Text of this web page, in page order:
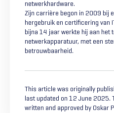
netwerkhardware.
Zijn carrière begon in 2009 bij
hergebruik en certificering van
bijna 14 jaar werkte hij aan het
netwerkapparatuur, met een
betrouwbaarheid.
This article was originally
last updated on 12 June 2025.
written and approved by Oskar